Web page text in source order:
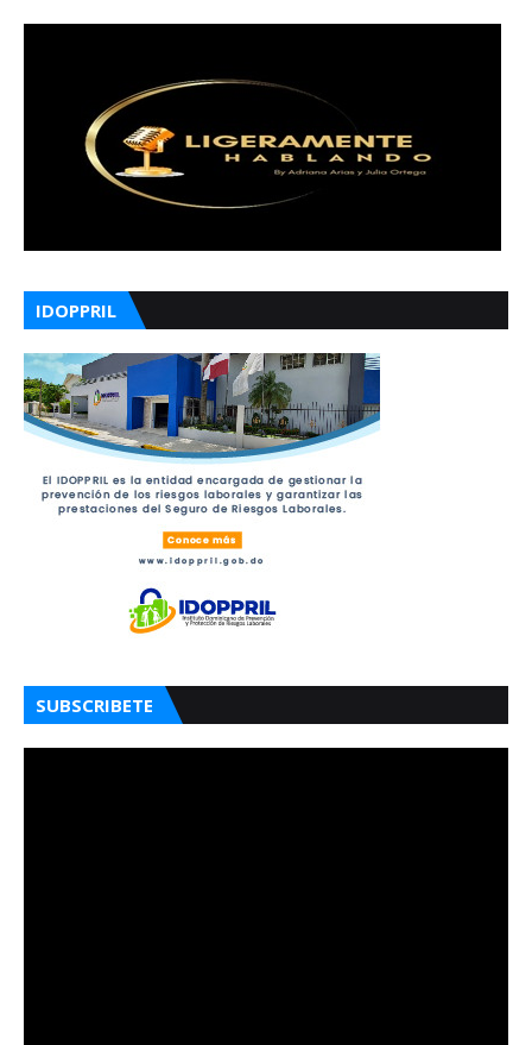
IDOPPRIL
SUBSCRIBETE